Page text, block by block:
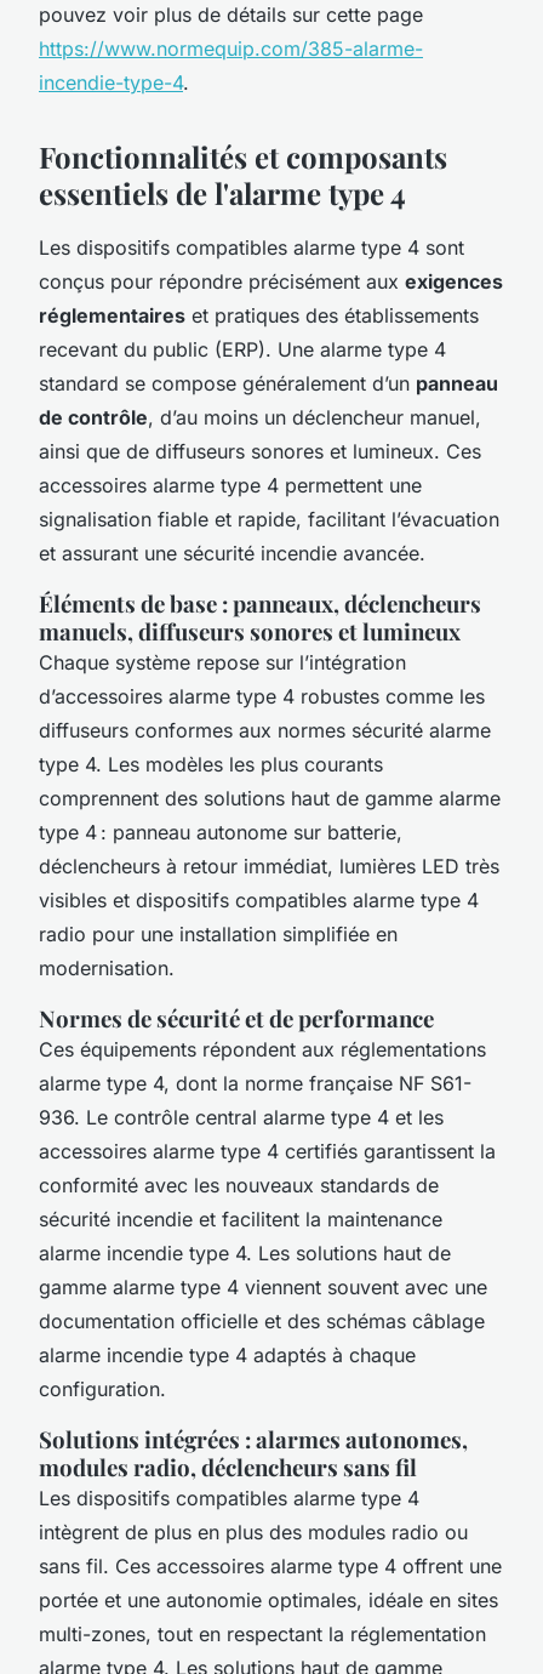
pouvez voir plus de détails sur cette page
https://www.normequip.com/385-alarme-
incendie-type-4.
Fonctionnalités et composants
essentiels de l'alarme type 4
Les dispositifs compatibles alarme type 4 sont
conçus pour répondre précisément aux exigences
réglementaires et pratiques des établissements
recevant du public (ERP). Une alarme type 4
standard se compose généralement d’un panneau
de contrôle, d’au moins un déclencheur manuel,
ainsi que de diffuseurs sonores et lumineux. Ces
accessoires alarme type 4 permettent une
signalisation fiable et rapide, facilitant l’évacuation
et assurant une sécurité incendie avancée.
Éléments de base : panneaux, déclencheurs
manuels, diffuseurs sonores et lumineux
Chaque système repose sur l’intégration
d’accessoires alarme type 4 robustes comme les
diffuseurs conformes aux normes sécurité alarme
type 4. Les modèles les plus courants
comprennent des solutions haut de gamme alarme
type 4 : panneau autonome sur batterie,
déclencheurs à retour immédiat, lumières LED très
visibles et dispositifs compatibles alarme type 4
radio pour une installation simplifiée en
modernisation.
Normes de sécurité et de performance
Ces équipements répondent aux réglementations
alarme type 4, dont la norme française NF S61-
936. Le contrôle central alarme type 4 et les
accessoires alarme type 4 certifiés garantissent la
conformité avec les nouveaux standards de
sécurité incendie et facilitent la maintenance
alarme incendie type 4. Les solutions haut de
gamme alarme type 4 viennent souvent avec une
documentation officielle et des schémas câblage
alarme incendie type 4 adaptés à chaque
configuration.
Solutions intégrées : alarmes autonomes,
modules radio, déclencheurs sans fil
Les dispositifs compatibles alarme type 4
intègrent de plus en plus des modules radio ou
sans fil. Ces accessoires alarme type 4 offrent une
portée et une autonomie optimales, idéale en sites
multi-zones, tout en respectant la réglementation
alarme type 4. Les solutions haut de gamme